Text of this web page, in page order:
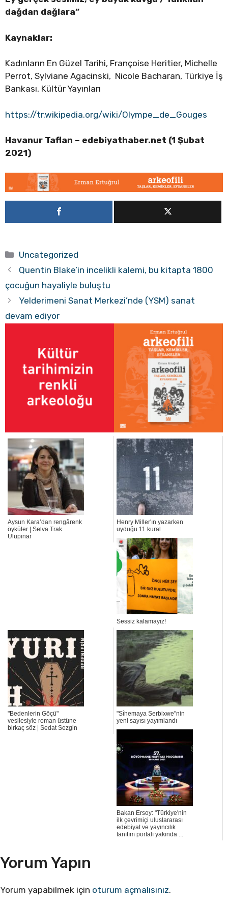
dağdan dağlara”
Kaynaklar:
Kadınların En Güzel Tarihi, Françoise Heritier, Michelle
Perrot, Sylviane Agacinski, Nicole Bacharan, Türkiye İş
Bankası, Kültür Yayınları
https://tr.wikipedia.org/wiki/Olympe_de_Gouges
Havanur Taflan – edebiyathaber.net (1 Şubat
2021)
Kategoriler
Uncategorized
Quentin Blake’in incelikli kalemi, bu kitapta 1800
çocuğun hayaliyle buluştu
Yelderimeni Sanat Merkezi’nde (YSM) sanat
devam ediyor
Aysun Kara’dan rengârenk
öyküler | Selva Trak
Ulupınar
Henry Miller'ın yazarken
uyduğu 11 kural
Sessiz kalamayız!
"Bedenlerin Göçü"
vesilesiyle roman üstüne
birkaç söz | Sedat Sezgin
"Sînemaya Serbixwe"nin
yeni sayısı yayımlandı
Bakan Ersoy: "Türkiye'nin
ilk çevrimiçi uluslararası
edebiyat ve yayıncılık
tanıtım portalı yakında ...
Yorum Yapın
Yorum yapabilmek için oturum açmalısınız.